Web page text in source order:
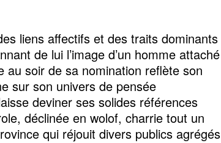
liens affectifs et des traits dominants
de lui l’image d’un homme attaché
au soir de sa nomination reflète son
sur son univers de pensée
deviner ses solides références
déclinée en wolof, charrie tout un
qui réjouit divers publics agrégés